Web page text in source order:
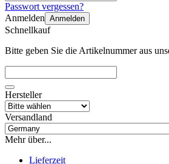
Passwort vergessen?
Anmelden Anmelden
Schnellkauf
Bitte geben Sie die Artikelnummer aus
Hersteller
Versandland
Mehr über...
Lieferzeit